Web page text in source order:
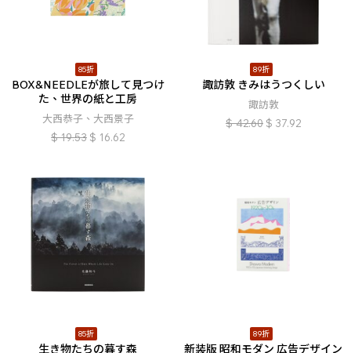
85折
BOX&NEEDLEが旅して見つけ
た、世界の紙と工房
大西恭子、大西景子
$ 19.53 $ 16.62
89折
諏訪敦 きみはうつくしい
諏訪敦
$ 42.60 $ 37.92
85折
生き物たちの暮す森
89折
新装版 昭和モダン 広告デザイン